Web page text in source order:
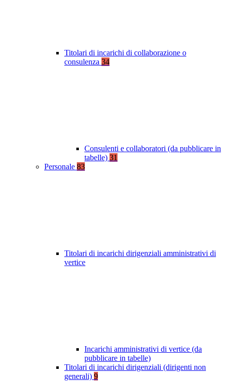
Titolari di incarichi di collaborazione o
consulenza 34
Consulenti e collaboratori (da pubblicare in
tabelle) 31
Personale 83
Titolari di incarichi dirigenziali amministrativi di
vertice
Incarichi amministrativi di vertice (da
pubblicare in tabelle)
Titolari di incarichi dirigenziali (dirigenti non
generali) 9